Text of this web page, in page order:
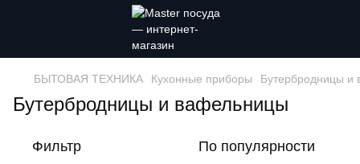
БЫТОВАЯ ТЕХНИКА Кухонные приборы Бутербродницы и
Бутербродницы и вафельницы
Фильтр По популярности